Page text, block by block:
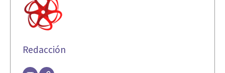
Redacción